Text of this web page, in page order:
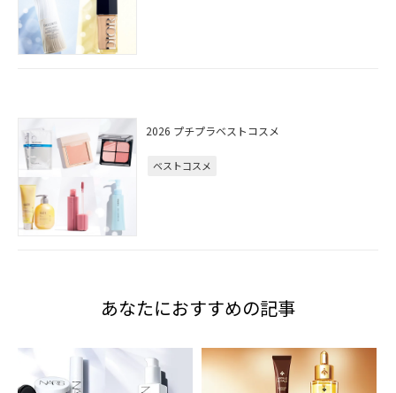
2026 プチプラベストコスメ
ベストコスメ
あなたにおすすめの記事